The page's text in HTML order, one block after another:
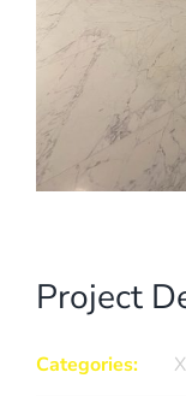
Project
Categories: